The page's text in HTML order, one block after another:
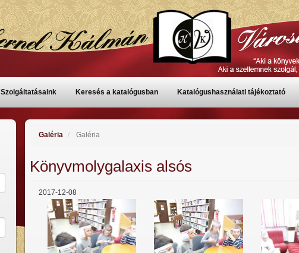
Szolgáltatásaink Keresés a katalógusban Katalógushasználati tájékoztató
Galéria Galéria
Könyvmolygalaxis alsós
2017-12-08